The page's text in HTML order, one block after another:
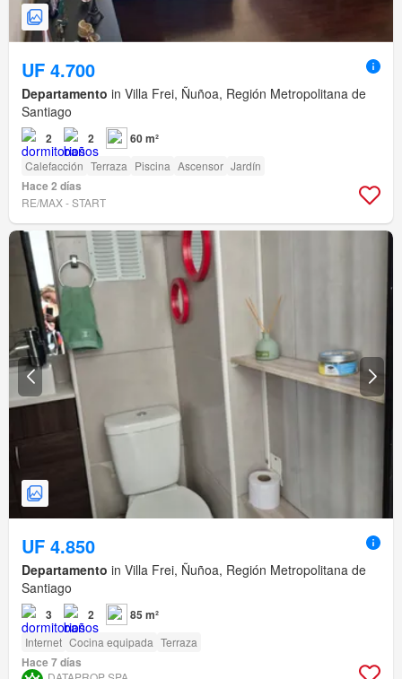
UF 4.700
Departamento in Villa Frei, Ñuñoa, Región Metropolitana de
Santiago
2 2 60 m²
Calefacción Terraza Piscina Ascensor Jardín
Hace 2 días
RE/MAX - START
UF 4.850
Departamento in Villa Frei, Ñuñoa, Región Metropolitana de
Santiago
3 2 85 m²
Internet Cocina equipada Terraza
Hace 7 días